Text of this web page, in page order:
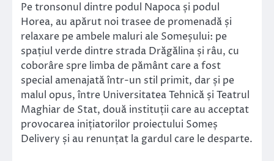
Pe tronsonul dintre podul Napoca și podul
Horea, au apărut noi trasee de promenadă și
relaxare pe ambele maluri ale Someșului: pe
spațiul verde dintre strada Drăgălina și râu, cu
coborâre spre limba de pământ care a fost
special amenajată într-un stil primit, dar și pe
malul opus, între Universitatea Tehnică și Teatrul
Maghiar de Stat, două instituții care au acceptat
provocarea inițiatorilor proiectului Someș
Delivery și au renunțat la gardul care le desparte.